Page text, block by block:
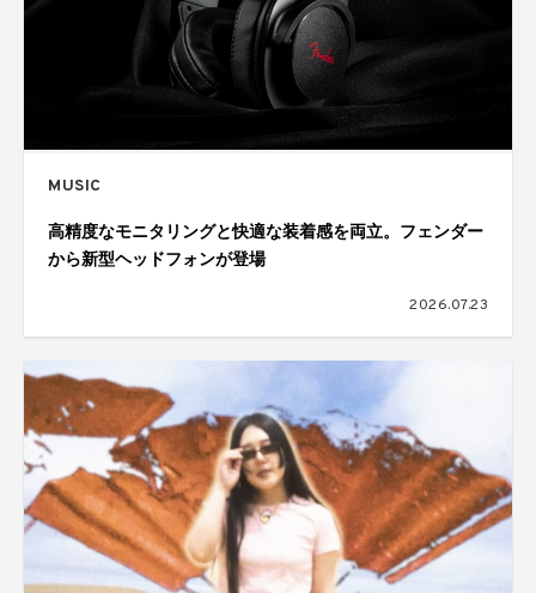
MUSIC
高精度なモニタリングと快適な装着感を両立。フェンダー
から新型ヘッドフォンが登場
2026.07.23